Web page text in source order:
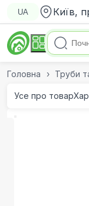
UA Київ,
Головна Труби
Усе про товар